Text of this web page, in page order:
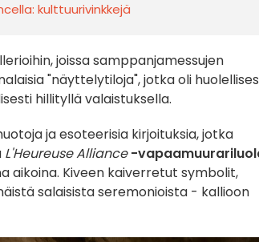
kulttuurivinkkejä
joissa samppanjamessujen
"näyttelytiloja", jotka oli
hillityllä valaistuksella.
ja esoteerisia kirjoituksia, jotka
L'Heureuse Alliance-
aikoina. Kiveen kaiverretut symbolit,
salaisista seremonioista - kallioon